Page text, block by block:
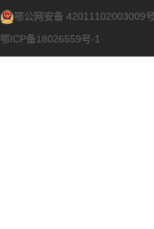
鄂公网安备 42011102003009号
鄂ICP备18026559号-1